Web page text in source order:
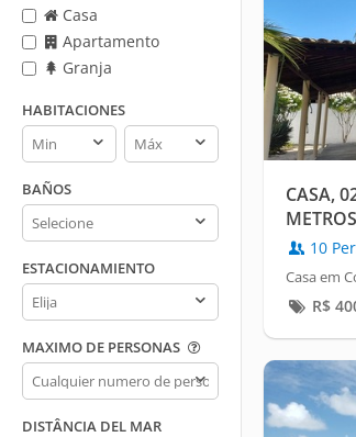
Casa
Apartamento
Granja
HABITACIONES
Habitaciones
min
Habitaciones
max
BAÑOS
Baños
ESTACIONAMIENTO
Estacionamiento
MAXIMO DE PERSONAS
Maximo
de
personas
DISTÂNCIA DEL MAR
CASA,
10
Casa em
R$